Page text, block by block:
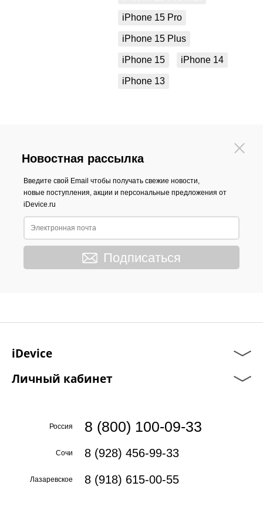
iPhone 15 Pro
iPhone 15 Plus
iPhone 15 iPhone 14
iPhone 13
Новостная рассылка
Введите свой Email чтобы получать свежие новости,
новые поступления, акции и персональные предложения от
iDevice.ru
Подписаться
iDevice
Личный кабинет
Россия 8 (800) 100-09-33
Сочи 8 (928) 456-99-33
Лазаревское 8 (918) 615-00-55